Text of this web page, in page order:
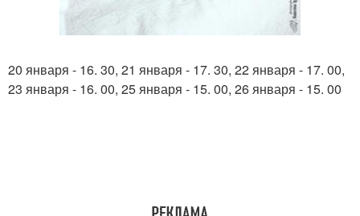
20 января - 16. 30, 21 января - 17. 30, 22 января - 17. 00,
23 января - 16. 00, 25 января - 15. 00, 26 января - 15. 00